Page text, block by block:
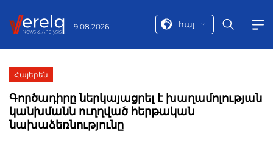
9.08.2026 հայ
Հայերեն
Գործադիրը ներկայացրել է խաղամոլության
կանխմանն ուղղված հերթական
նախաձեռնությունը